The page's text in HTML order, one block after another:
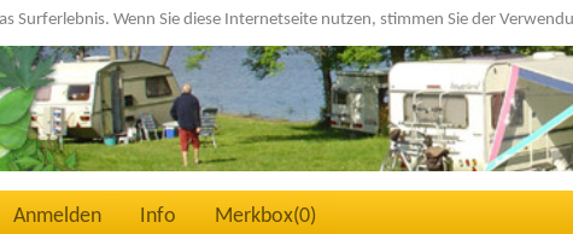
Surferlebnis. Wenn Sie diese Internetseite nutzen, stimmen Sie der
Anmelden Info Merkbox(0)